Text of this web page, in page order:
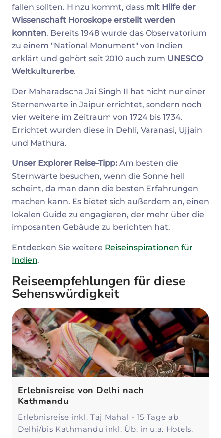
fallen sollten. Hinzu kommt, dass mit Hilfe der
Wissenschaft Horoskope erstellt werden
konnten. Bereits 1948 wurde das Observatorium
zu einem "National Monument" von Indien
erklärt und gehört seit 2010 auch zum UNESCO
Weltkulturerbe.
Der Maharadscha Jai Singh II hat nicht nur einer
Sternenwarte in Jaipur errichtet, sondern noch
vier weitere im Zeitraum von 1724 bis 1734.
Errichtet wurden diese in Dehli, Varanasi, Ujjain
und Mathura.
Unser Explorer Reise-Tipp: Am besten die
Sternwarte besuchen, wenn die Sonne hell
scheint, da man dann die besten Erfahrungen
machen kann. Es bietet sich außerdem an, einen
lokalen Guide zu engagieren, der mehr über die
imposanten Gebäude zu berichten hat.
Entdecken Sie weitere Reiseinspirationen für
Indien.
Reiseempfehlungen für diese
Sehenswürdigkeit
Erlebnisreise von Delhi nach
Kathmandu
Erlebnisreise inkl. Taj Mahal - 15 Tage ab
Delhi/bis Kathmandu inkl. Üb. in u.a. Hotels,